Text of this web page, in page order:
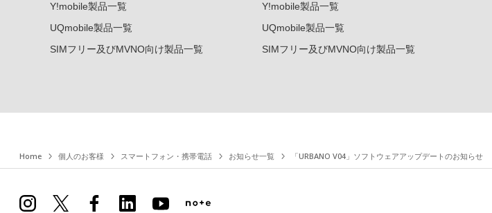
Y!mobile製品一覧
UQmobile製品一覧
SIMフリー及びMVNO向け製品一覧
Y!mobile製品一覧
UQmobile製品一覧
SIMフリー及びMVNO向け製品一覧
Home 個人のお客様 スマートフォン・携帯電話 お知らせ一覧 「URBANO V04」ソフトウェアアップデートのお知らせ